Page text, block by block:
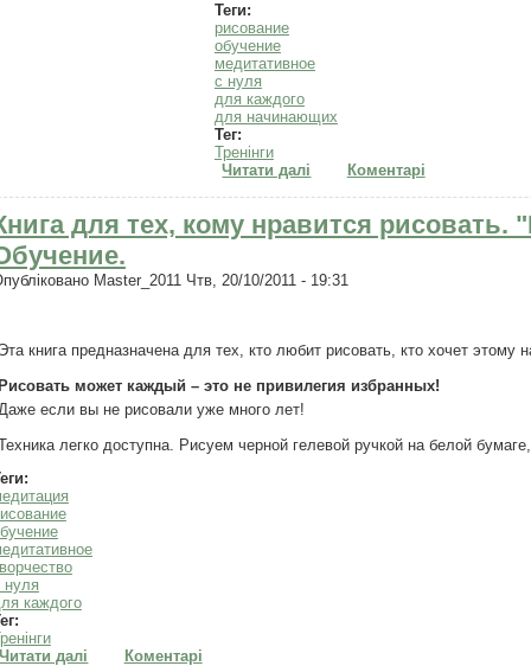
Теги:
рисование
обучение
медитативное
с нуля
для каждого
для начинающих
Тег:
Тренінги
Читати далі про "4 картины для
Коментарі
для тех, кому нравится рисовать.
Master_2011Чтв, 20/10/2011 - 19:31
Эта книга предназначена для тех, кто любит рисовать, кто хочет этому
может каждый – это не привилегия избранных!
Даже если вы не рисовали уже много лет!
легко доступна. Рисуем черной гелевой ручкой на белой
нуля
каждого
Читати далі про Книга для тех, кому нравится рисовать.
Коментарі